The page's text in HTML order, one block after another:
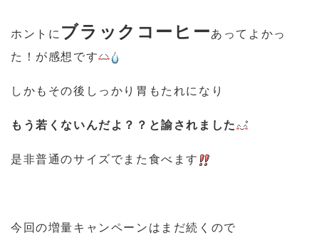
ホントにブラックコーヒーあってよかっ
た！が感想です
しかもその後しっかり胃もたれになり
もう若くないんだよ？？と諭されました
是非普通のサイズでまた食べます
今回の増量キャンペーンはまだ続くので